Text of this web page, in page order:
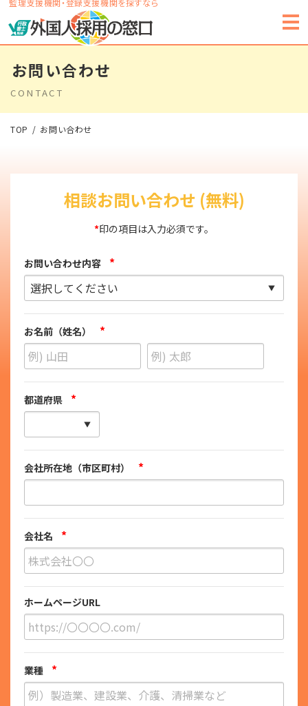
監理支援機関・登録支援機関を探すなら
お問い合わせ
CONTACT
TOP お問い合わせ
相談お問い合わせ (無料)
*印の項目は入力必須です。
お問い合わせ内容 *
お名前（姓名） *
都道府県 *
会社所在地（市区町村） *
会社名 *
ホームページURL
業種 *